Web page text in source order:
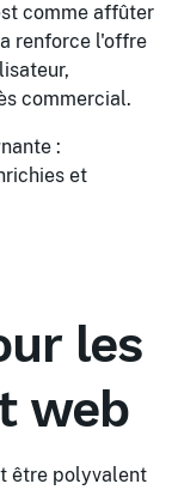
comme affûter
renforce l'offre
commercial.
:
et
les
web
être polyvalent